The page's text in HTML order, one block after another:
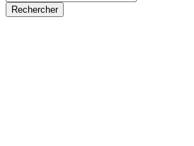
Rechercher